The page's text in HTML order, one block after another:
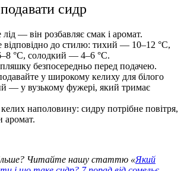
сидр
— він розбавляє смак і аромат.
до стилю: тихий — 10–12 °C,
°C, солодкий — 4–6 °C.
безпосередньо перед подачею.
у широкому келиху для білого
— у вузькому фужері, який тримає
наполовину: сидру потрібне повітря,
аромат.
Читайте нашу статтю «Який